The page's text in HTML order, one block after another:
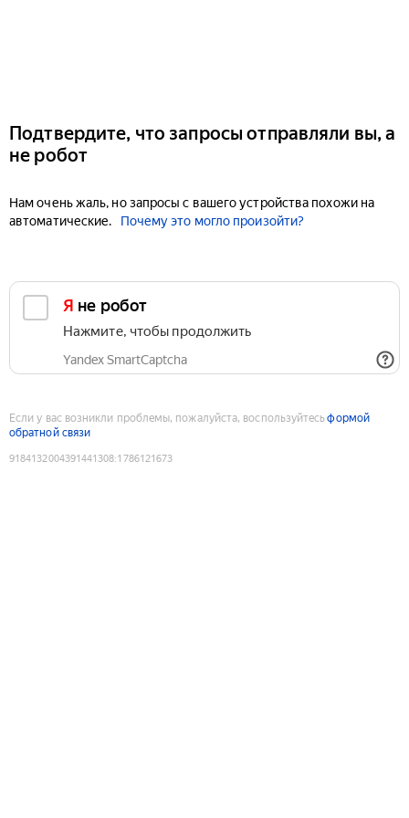
Подтвердите, что запросы отправляли вы, а
не робот
Нам очень жаль, но запросы с вашего устройства похожи на
автоматические.
Почему это могло произойти?
Я не робот
Нажмите, чтобы продолжить
Yandex SmartCaptcha
Если у вас возникли проблемы, пожалуйста, воспользуйтесьформой
обратной связи
9184132004391441308:1786121673